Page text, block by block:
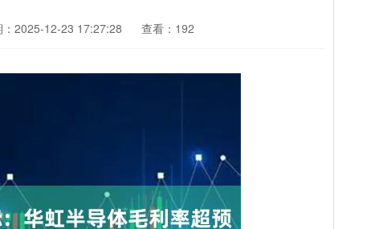
：2025-12-23 17:27:28 查看：192